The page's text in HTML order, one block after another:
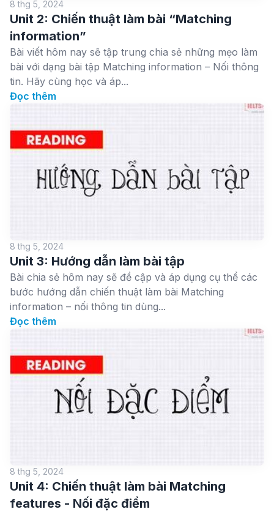
8 thg 5, 2024
Unit 2: Chiến thuật làm bài “Matching
information”
Bài viết hôm nay sẽ tập trung chia sẻ những mẹo làm
bài với dạng bài tập Matching information – Nối thông
tin. Hãy cùng học và áp...
Đọc thêm
8 thg 5, 2024
Unit 3: Hướng dẫn làm bài tập
Bài chia sẻ hôm nay sẽ đề cập và áp dụng cụ thể các
bước hướng dẫn chiến thuật làm bài Matching
information – nối thông tin dùng...
Đọc thêm
8 thg 5, 2024
Unit 4: Chiến thuật làm bài Matching
features - Nối đặc điểm